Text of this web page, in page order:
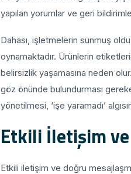
yapılan yorumlar ve geri
Dahası, işletmelerin sunmuş
oynamaktadır. Ürünlerin
belirsizlik yaşamasına neden
göz önünde bulundurması
yönetilmesi, ‘işe yaramadı’
Etkili İletişim
Etkili iletişim ve doğru